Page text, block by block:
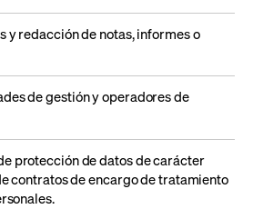
y redacción de notas, informes o
de gestión y operadores de
protección de datos de carácter
contratos de encargo de tratamiento